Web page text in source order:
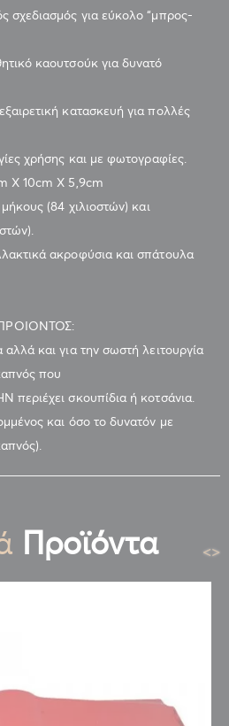
σχεδιασμός για εύκολο “μπρος-
καουτσούκ για δυνατό
κατασκευή για πολλές
χρήσης και με φωτογραφίες.
X 10cm X 5,9cm
(84 χιλιοστών) και
ακροφύσια και σπάτουλα
και για την σωστή λειτουργία
που
περιέχει σκουπίδια ή κοτσάνια.
και όσο το δυνατόν με
Προϊόντα <>